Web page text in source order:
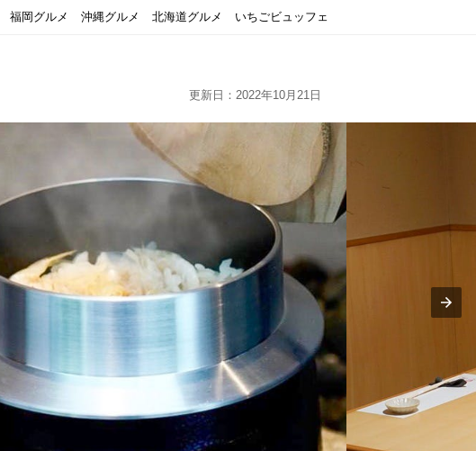
福岡グルメ 沖縄グルメ 北海道グルメ いちごビュッフェ
更新日：2022年10月21日